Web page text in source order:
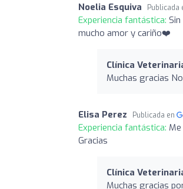
Noelia Esquiva Publicada
Experiencia fantástica:
mucho amor y cariño❤️
Clínica
Muchas gracias
Elisa Perez Publicada en
Experiencia fantástica:
Gracias
Clínica
Muchas gracias